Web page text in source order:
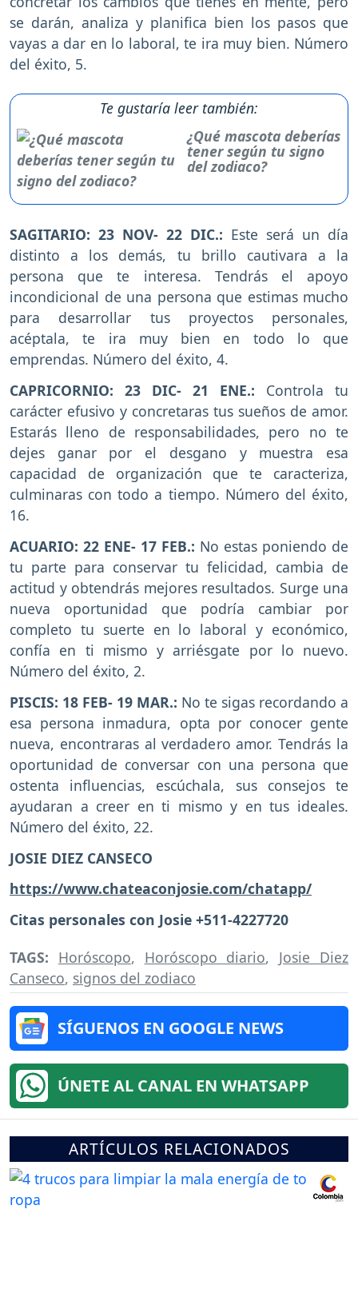
se darán, analiza y planifica bien los pasos que
vayas a dar en lo laboral, te ira muy bien. Número
del éxito, 5.
Te gustaría leer también:
¿Qué mascota deberías
tener según tu signo
del zodiaco?
SAGITARIO: 23 NOV- 22 DIC.: Este será un día
distinto a los demás, tu brillo cautivara a la
persona que te interesa. Tendrás el apoyo
incondicional de una persona que estimas mucho
para desarrollar tus proyectos personales,
acéptala, te ira muy bien en todo lo que
emprendas. Número del éxito, 4.
CAPRICORNIO: 23 DIC- 21 ENE.: Controla tu
carácter efusivo y concretaras tus sueños de amor.
Estarás lleno de responsabilidades, pero no te
dejes ganar por el desgano y muestra esa
capacidad de organización que te caracteriza,
culminaras con todo a tiempo. Número del éxito,
16.
ACUARIO: 22 ENE- 17 FEB.: No estas poniendo de
tu parte para conservar tu felicidad, cambia de
actitud y obtendrás mejores resultados. Surge una
nueva oportunidad que podría cambiar por
completo tu suerte en lo laboral y económico,
confía en ti mismo y arriésgate por lo nuevo.
Número del éxito, 2.
PISCIS: 18 FEB- 19 MAR.: No te sigas recordando a
esa persona inmadura, opta por conocer gente
nueva, encontraras al verdadero amor. Tendrás la
oportunidad de conversar con una persona que
ostenta influencias, escúchala, sus consejos te
ayudaran a creer en ti mismo y en tus ideales.
Número del éxito, 22.
JOSIE DIEZ CANSECO
https://www.chateaconjosie.com/chatapp/
Citas personales con Josie +511-4227720
TAGS: Horóscopo, Horóscopo diario, Josie Diez
Canseco, signos del zodiaco
SÍGUENOS EN GOOGLE NEWS
ÚNETE AL CANAL EN WHATSAPP
ARTÍCULOS RELACIONADOS